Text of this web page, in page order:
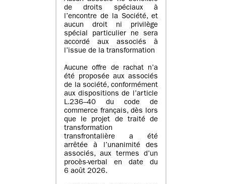
de droits spéciaux à
l’encontre de la Société, et
aucun droit ni privilège
spécial particulier ne sera
accordé aux associés à
l’issue de la transformation
Aucune offre de rachat n’a
été proposée aux associés
de la société, conformément
aux dispositions de l’article
L.236–40 du code de
commerce français, dès lors
que le projet de traité de
transformation
transfrontalière a été
arrêtée à l’unanimité des
associés, aux termes d’un
procès-verbal en date du
6 août 2026.